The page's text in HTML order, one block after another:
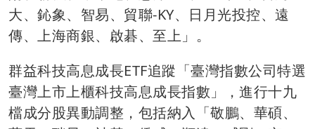
大、鈊象、智易、貿聯-KY、日月光投控、遠
傳、上海商銀、啟碁、至上」。
群益科技高息成長ETF追蹤「臺灣指數公司特選
臺灣上市上櫃科技高息成長指數」，進行十九
檔成分股異動調整，包括納入「敬鵬、華碩、